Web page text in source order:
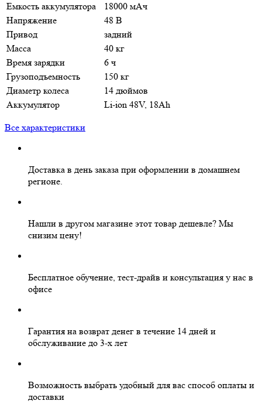
Емкость аккумулятора
18000 мАч
Напряжение
48 В
Привод
задний
Масса
40 кг
Время зарядки
6 ч
Грузоподъемность
150 кг
Диаметр колеса
14 дюймов
Аккумулятор
Li-ion 48V, 18Ah
Все характеристики
Доставка в день заказа при оформлении в домашнем
регионе.
Нашли в другом магазине этот товар дешевле? Мы
снизим цену!
Бесплатное обучение, тест-драйв и консультация у нас в
офисе
Гарантия на возврат денег в течение 14 дней и
обслуживание до 3-х лет
Возможность выбрать удобный для вас способ оплаты и
доставки